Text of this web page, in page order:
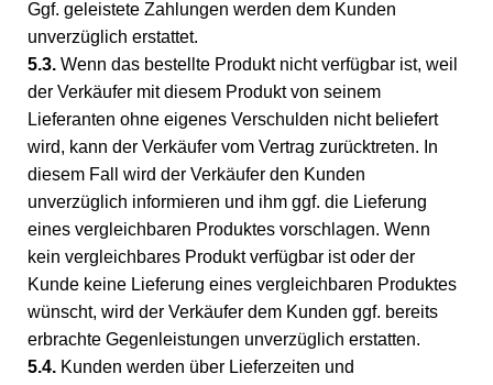
Ggf. geleistete Zahlungen werden dem Kunden
unverzüglich erstattet.
5.3. Wenn das bestellte Produkt nicht verfügbar ist, weil
der Verkäufer mit diesem Produkt von seinem
Lieferanten ohne eigenes Verschulden nicht beliefert
wird, kann der Verkäufer vom Vertrag zurücktreten. In
diesem Fall wird der Verkäufer den Kunden
unverzüglich informieren und ihm ggf. die Lieferung
eines vergleichbaren Produktes vorschlagen. Wenn
kein vergleichbares Produkt verfügbar ist oder der
Kunde keine Lieferung eines vergleichbaren Produktes
wünscht, wird der Verkäufer dem Kunden ggf. bereits
erbrachte Gegenleistungen unverzüglich erstatten.
5.4. Kunden werden über Lieferzeiten und